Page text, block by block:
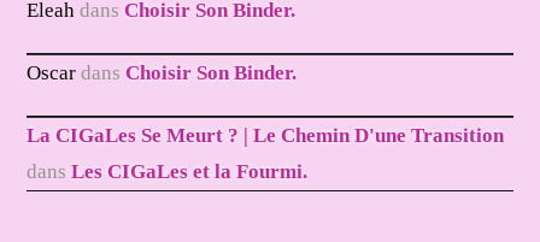
Eleah dansChoisir Son Binder.
Oscar dansChoisir Son Binder.
La CIGaLes Se Meurt ? | Le Chemin D'une Transition
dansLes CIGaLes et la Fourmi.